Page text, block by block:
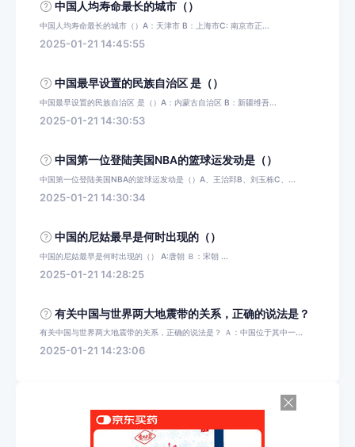
中国人均寿命最长的城市（）
中国人均寿命最长的城市（）A：天津市 B：上海市C: 南京市正...
2025-01-21 14:45:55
中国最早设置的民族自治区 是（）
中国最早设置的民族自治区 是（）A：内蒙古自治区 B：新疆维吾...
2025-01-21 14:30:53
中国第一位登陆美国NBA的篮球运发动是（）
中国第一位登陆美国NBA的篮球运发动是（）A、王治郅B、刘玉栋C、...
2025-01-21 14:30:34
中国的尼姑最早是何时出现的（）
中国的尼姑最早是何时出现的（） A:唐朝 Ｂ：宋朝 ...
2025-01-21 14:28:25
有关中国与世界两大地震带的关系，正确的说法是？
有关中国与世界两大地震带的关系，正确的说法是？ Ａ：中国位于其中一...
2025-01-21 14:23:06